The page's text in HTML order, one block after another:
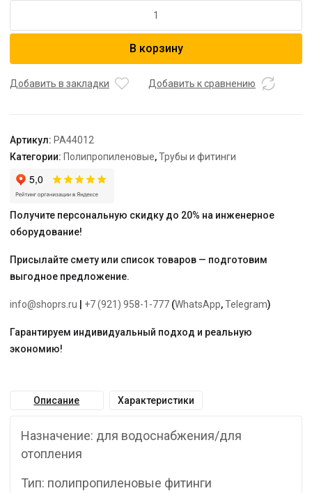
Шаровой
стандартным
AQUA"
В корзину
Добавить в закладки Добавить к сравнению
Артикул: PA44012
Категории: Полипропиленовые,Трубы и фитинги
Получите персональную скидку до 20% на инженерное
оборудование!
Присылайте смету или список товаров — подготовим
выгодное предложение.
info@shoprs.ru +7 (921) 958-1-777 (WhatsApp,Telegram)
Гарантируем индивидуальный подход и реальную
экономию!
Описание Характеристики
Назначение: для водоснабжения/для
отопления
Тип: полипропиленовые фитинги